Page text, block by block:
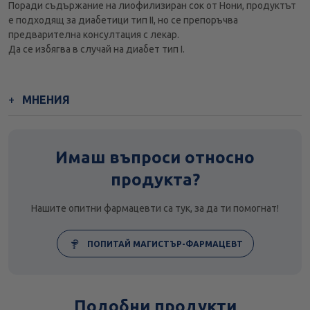
Поради съдържание на лиофилизиран сок от Нони, продуктът
е подходящ за диабетици тип II, но се препоръчва
предварителна консултация с лекар.
Да се избягва в случай на диабет тип I.
МНЕНИЯ
Имаш въпроси относно
продукта?
Нашите опитни фармацевти са тук, за да ти помогнат!
ПОПИТАЙ МАГИСТЪР-ФАРМАЦЕВТ